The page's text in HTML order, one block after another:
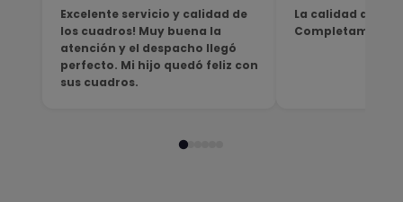
Excelente servicio y calidad de
los cuadros! Muy buena la
atención y el despacho llegó
perfecto. Mi hijo quedó feliz con
sus cuadros.
La calidad del
Completamente